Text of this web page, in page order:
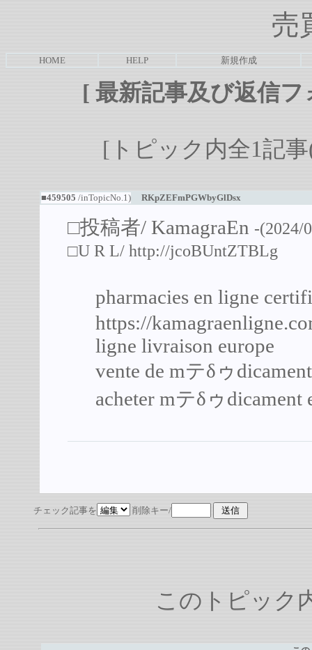
売
HOME HELP 新規作成
[最新記事及び返信
[トピック内全1記
■459505 /inTopicNo.1) RKpZEFmPGWbyGlDsx
□投稿者/ KamagraEn -(2024/
□U R L/ http://jcoBUntZTBLg
pharmacies en ligne
https://
ligne livraison europe
vente de mテδゥ
acheter mテδゥdicament
チェック記事を 削除キー/
このトピック